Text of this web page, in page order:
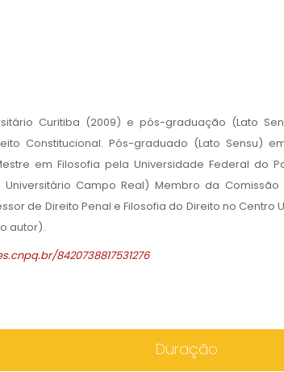
Curitiba (2009) e pós-graduação (Lato
Constitucional. Pós-graduado (Lato Sensu)
em Filosofia pela Universidade Federal do
Campo Real) Membro da
de Direito Penal e Filosofia do Direito no Centro
autor).
8420738817531276
Duração